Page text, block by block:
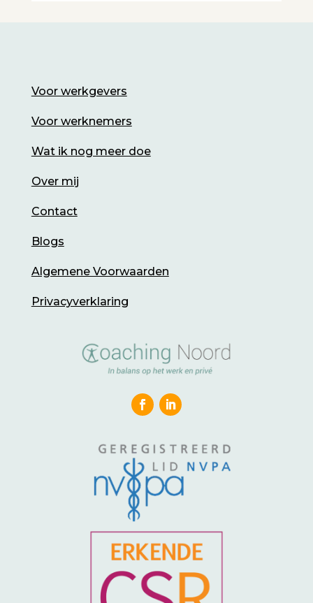
Voor werkgevers
Voor werknemers
Wat ik nog meer doe
Over mij
Contact
Blogs
Algemene Voorwaarden
Privacyverklaring